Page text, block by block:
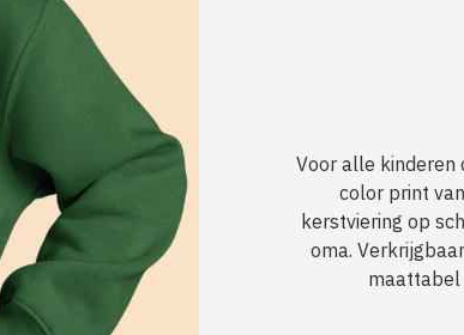
Voor alle kinderen
color print
kerstviering op
oma.
maattabel